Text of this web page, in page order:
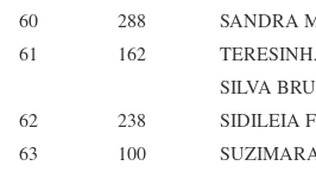
60
288
SANDRA
61
162
SILVA
62
238
SIDILEIA
63
100